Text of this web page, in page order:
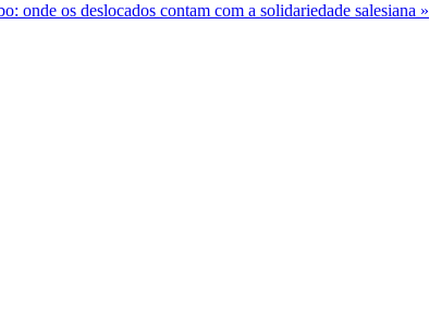
onde os deslocados contam com a solidariedade salesiana »